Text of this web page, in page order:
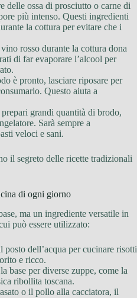
delle ossa di prosciutto o carne di
più intenso. Questi ingredienti
la cottura per evitare che i
rosso durante la cottura dona
di far evaporare l’alcool per
è pronto, lasciare riposare per
Questo aiuta a
grandi quantità di brodo,
Sarà sempre a
veloci e sani.
il segreto delle ricette tradizionali
di ogni giorno
ma un ingrediente versatile in
può essere utilizzato:
dell’acqua per cucinare risotti
e ricco.
base per diverse zuppe, come la
ribollita toscana.
o il pollo alla cacciatora, il